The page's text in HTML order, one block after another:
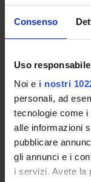
Consenso
Uso
Noi e i nostri
personali, ad
tecnologie come
alle informazioni
pubblicare
gli annunci e i
i servizi. Avete la
Rappresentante
Pietro Zeno
Rappresentante
SEDUTE E
DOCUMENTI